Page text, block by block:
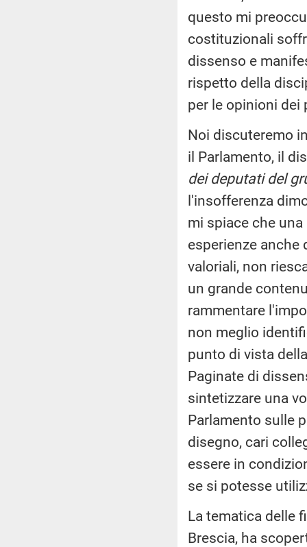
questo mi
costituzionali
dissenso e
rispetto della
per le opinioni dei
Noi discuteremo
il Parlamento, il
dei deputati del
l'insofferenza
mi spiace che
esperienze anche
valoriali, non
un grande
rammentare
non meglio
punto di vista
Paginate di
sintetizzare una
Parlamento sulle
disegno, cari
essere in
se si potesse
La tematica delle
Brescia, ha